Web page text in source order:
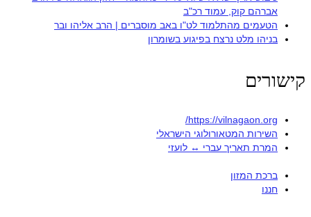
אברהם קוק, עמוד רכ"ב
הטעמים מהתלמוד לט"ו באב מוסברים | הרב אליהו ובר
בניהו מלט נרצח בפיגוע בשומרון
קישורים
https://vilnagaon.org/
השירות המטאורולוגי הישראלי
המרת תאריך עברי ↔ לועזי
ברכת המזון
חננו